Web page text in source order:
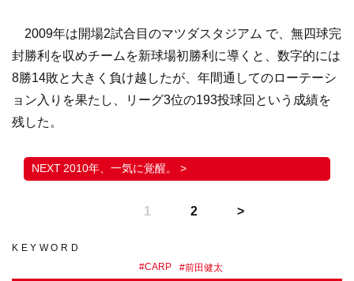
2009年は開場2試合目のマツダスタジアム で、無四球完
封勝利を収めチームを新球場初勝利に導くと、数字的には
8勝14敗と大きく負け越したが、年間通してのローテーシ
ョン入りを果たし、リーグ3位の193投球回という成績を
残した。
2010年、一気に覚醒。 >
1 2
KEYWORD
#CARP #前田健太